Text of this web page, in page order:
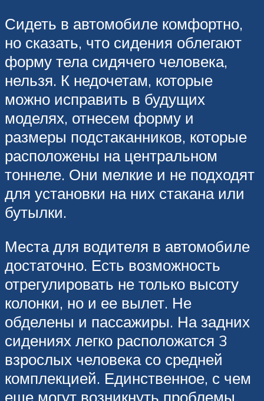
Сидеть в автомобиле комфортно,
но сказать, что сидения облегают
форму тела сидячего человека,
нельзя. К недочетам, которые
можно исправить в будущих
моделях, отнесем форму и
размеры подстаканников, которые
расположены на центральном
тоннеле. Они мелкие и не подходят
для установки на них стакана или
бутылки.
Места для водителя в автомобиле
достаточно. Есть возможность
отрегулировать не только высоту
колонки, но и ее вылет. Не
обделены и пассажиры. На задних
сидениях легко расположатся 3
взрослых человека со средней
комплекцией. Единственное, с чем
еще могут возникнуть проблемы,